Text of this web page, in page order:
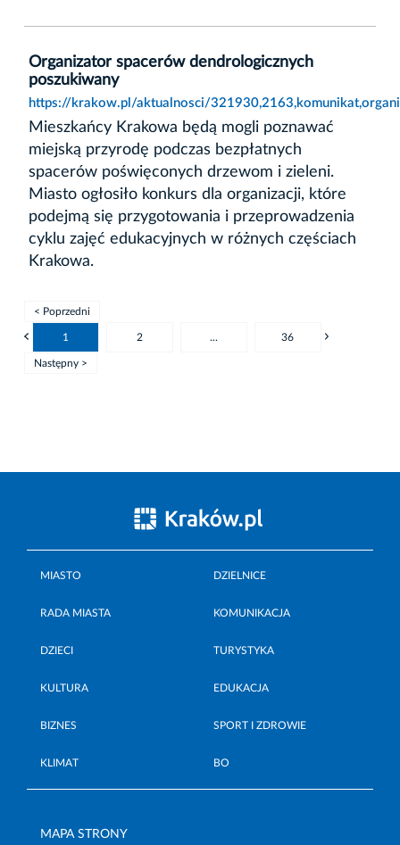
Organizator spacerów dendrologicznych
poszukiwany
https://krakow.pl/aktualnosci/
Mieszkańcy Krakowa będą mogli poznawać
miejską przyrodę podczas bezpłatnych
spacerów poświęconych drzewom i zieleni.
Miasto ogłosiło konkurs dla organizacji, które
podejmą się przygotowania i przeprowadzenia
cyklu zajęć edukacyjnych w różnych częściach
Krakowa.
< Poprzedni
1 2 ... 36
Następny >
MIASTO DZIELNICE
RADA MIASTA KOMUNIKACJA
DZIECI TURYSTYKA
KULTURA EDUKACJA
BIZNES SPORT I ZDROWIE
KLIMAT BO
MAPA STRONY